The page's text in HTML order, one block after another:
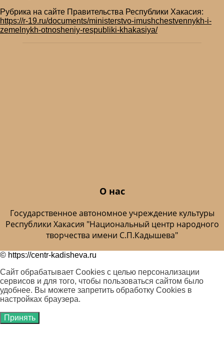
Рубрика на сайте Правительства Республики Хакасия:
https://r-19.ru/documents/ministerstvo-imushchestvennykh-i-
zemelnykh-otnosheniy-respubliki-khakasiya/
О нас
Государственное автономное учреждение культуры
Республики Хакасия "Национальный центр народного
творчества имени С.П.Кадышева"
© https://centr-kadisheva.ru
Сайт обрабатывает Cookies с целью персонализации
сервисов и для того, чтобы пользоваться сайтом было
удобнее. Вы можете запретить обработку Cookies в
настройках браузера.
Принять